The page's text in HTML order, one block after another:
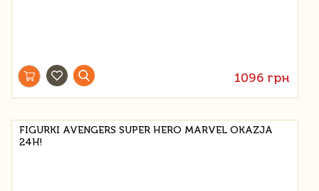
1096 грн
FIGURKI AVENGERS SUPER HERO MARVEL OKAZJA
24H!